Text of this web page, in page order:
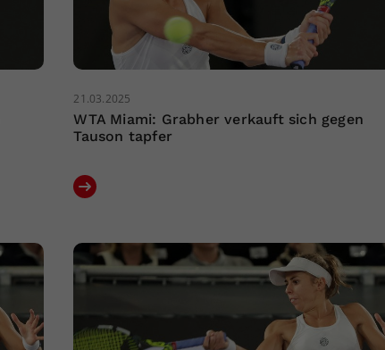
21.03.2025
WTA Miami: Grabher verkauft sich gegen
Tauson tapfer